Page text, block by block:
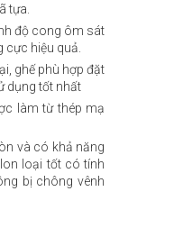
tựa.
độ cong ôm sát
cực hiệu quả.
ghế phù hợp đặt
dụng tốt nhất
làm từ thép mạ
và có khả năng
loại tốt có tính
bị chông vênh